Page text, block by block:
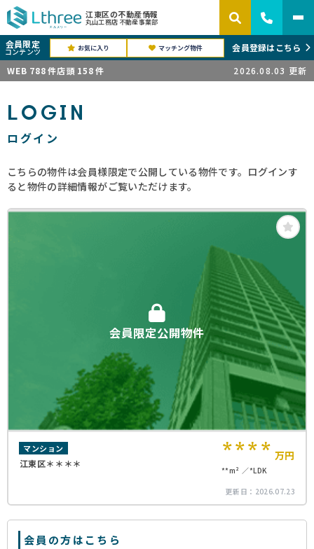
江東区の不動産情報
丸山工務店 不動産事業部
会員限定
コンテンツ お気に入り マッチング物件
会員登録はこちら
WEB 788件店頭 158 件 2026.08.03 更新
LOGIN
ログイン
こちらの物件は会員様限定で公開している物件です。ログインす
ると物件の詳細情報がご覧いただけます。
会員限定公開物件
マンション
江東区＊＊＊＊ **** 万円
**m²
*LDK
更新日： 2026.07.23
会員の方はこちら